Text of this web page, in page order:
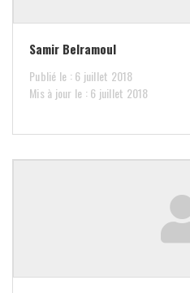
Samir Belramoul
Publié le : 6 juillet 2018
Mis à jour le : 6 juillet 2018